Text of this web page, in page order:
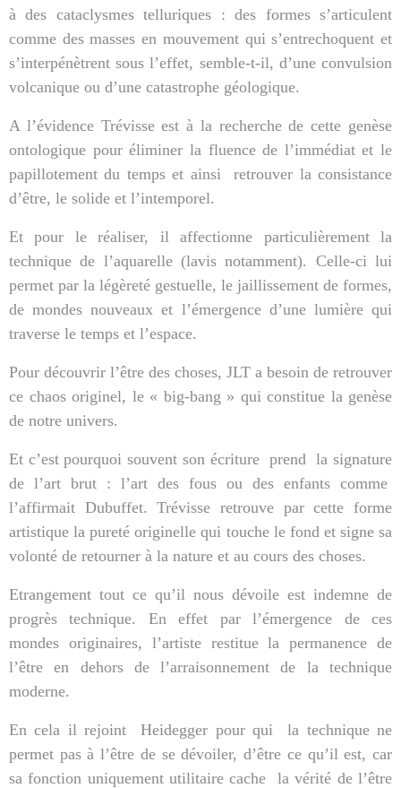
à des cataclysmes telluriques : des formes s’articulent
comme des masses en mouvement qui s’entrechoquent et
s’interpénètrent sous l’effet, semble-t-il, d’une convulsion
volcanique ou d’une catastrophe géologique.
A l’évidence Trévisse est à la recherche de cette genèse
ontologique pour éliminer la fluence de l’immédiat et le
papillotement du temps et ainsi
retrouver la consistance
d’être, le solide et l’intemporel.
Et pour le réaliser, il affectionne particulièrement la
technique de l’aquarelle (lavis notamment). Celle-ci lui
permet par la légèreté gestuelle, le jaillissement de formes,
de mondes nouveaux et l’émergence d’une lumière qui
traverse le temps et l’espace.
Pour découvrir l’être des choses, JLT a besoin de retrouver
ce chaos originel, le « big-bang » qui constitue la genèse
de notre univers.
Et c’est pourquoi souvent son écriture prend
la signature
de l’art brut : l’art des fous ou des enfants comme
l’affirmait Dubuffet. Trévisse retrouve par cette forme
artistique la pureté originelle qui touche le fond et signe sa
volonté de retourner à la nature et au cours des choses.
Etrangement tout ce qu’il nous dévoile est indemne de
progrès technique. En effet par l’émergence de ces
mondes originaires, l’artiste restitue la permanence de
l’être en dehors de l’arraisonnement de la technique
moderne.
En cela il rejoint Heidegger pour qui
la technique ne
permet pas à l’être de se dévoiler, d’être ce qu’il est, car
sa fonction uniquement utilitaire cache
la vérité de l’être